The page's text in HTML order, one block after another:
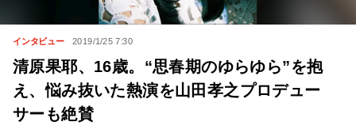
インタビュー 2019/1/25 7:30
清原果耶、16歳。“思春期のゆらゆら”を抱
え、悩み抜いた熱演を山田孝之プロデュー
サーも絶賛